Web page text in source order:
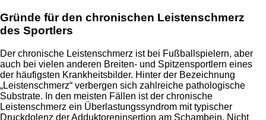
Gründe für den chronischen Leistenschmerz
des Sportlers
Der chronische Leistenschmerz ist bei Fußballspielern, aber
auch bei vielen anderen Breiten- und Spitzensportlern eines
der häufigsten Krankheitsbilder. Hinter der Bezeichnung
„Leistenschmerz“ verbergen sich zahlreiche pathologische
Substrate. In den meisten Fällen ist der chronische
Leistenschmerz ein Überlastungssyndrom mit typischer
Druckdolenz der Adduktoreninsertion am Schambein. Nicht